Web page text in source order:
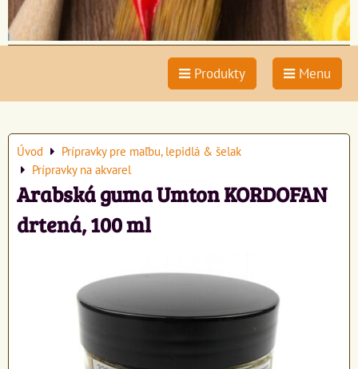
Produkty Menu
Úvod
Prípravky pre maľbu, lepidlá & šelak
Prípravky na akvarel
Arabská guma Umton KORDOFAN
drtená, 100 ml